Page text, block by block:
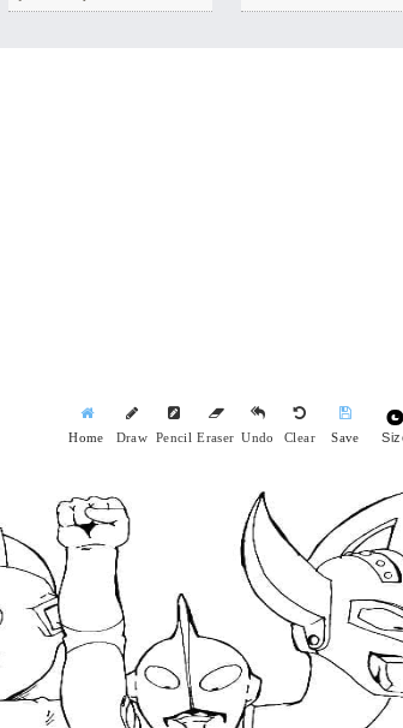
Home Draw Pencil Eraser Undo Clear Save